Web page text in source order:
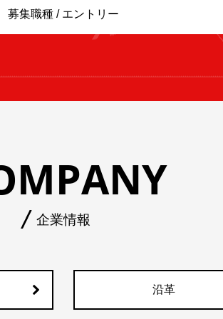
募集職種 / エントリー
企業情報
沿革